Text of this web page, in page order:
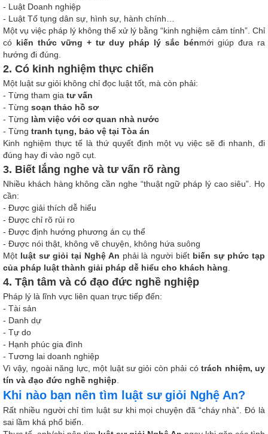
- Luật Doanh nghiệp
- Luật Tố tụng dân sự, hình sự, hành chính…
Một vụ việc pháp lý không thể xử lý bằng “kinh nghiệm cảm tính”. Chỉ
có kiến thức vững + tư duy pháp lý sắc bénmới giúp đưa ra
hướng đi đúng.
2. Có kinh nghiệm thực chiến
Một luật sư giỏi không chỉ đọc luật tốt, mà còn phải:
- Từng tham gia tư vấn
- Từng soạn thảo hồ sơ
- Từng làm việc với cơ quan nhà nước
- Từng tranh tụng, bảo vệ tại Tòa án
Kinh nghiệm thực tế là thứ quyết định một vụ việc sẽ đi nhanh, đi
đúng hay đi vào ngõ cụt.
3. Biết lắng nghe và tư vấn rõ ràng
Nhiều khách hàng không cần nghe “thuật ngữ pháp lý cao siêu”. Họ
cần:
- Được giải thích dễ hiểu
- Được chỉ rõ rủi ro
- Được định hướng phương án cụ thể
- Được nói thật, không vẽ chuyện, không hứa suông
Một luật sư giỏi tại Nghệ An phải là người biết biến sự phức tạp
của pháp luật thành giải pháp dễ hiểu cho khách hàng
4. Tận tâm và có đạo đức nghề nghiệp
Pháp lý là lĩnh vực liên quan trực tiếp đến:
- Tài sản
- Danh dự
- Tự do
- Hạnh phúc gia đình
- Tương lai doanh nghiệp
Vì vậy, ngoài năng lực, một luật sư giỏi còn phải cótrách nhiệm, uy
tín và đạo đức nghề nghiệp
Khi nào bạn nên tìm luật sư giỏi Nghệ An?
Rất nhiều người chỉ tìm luật sư khi mọi chuyện đã “cháy nhà”. Đó là
sai lầm khá phổ biến.